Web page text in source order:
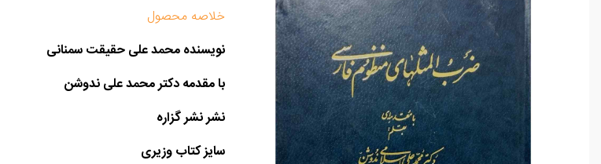
خلاصه محصول
نویسنده محمد علی حقیقت سمنانی
با مقدمه دکتر محمد علی ندوشن
نشر نشر گزاره
سایز کتاب وزیری